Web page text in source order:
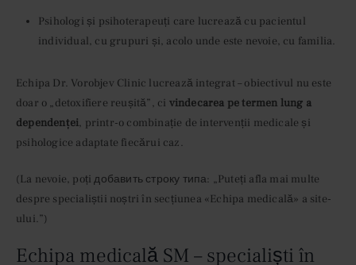
Psihologi și psihoterapeuți care lucrează cu pacientul
individual, cu grupuri și, acolo unde este nevoie, cu familia.
Echipa Dr. Vorobjev Clinic lucrează integrat – obiectivul nu este
doar o „detoxifiere reușită”, ci vindecarea pe termen lung a
dependenței, printr-o combinație de intervenții medicale și
psihologice adaptate fiecărui caz.
(La nevoie, poți добавить строку типа: „Puteți afla mai multe
despre specialiștii noștri în secțiunea «Echipa medicală» a site-
ului.”)
Echipa medicală SM – specialiști în